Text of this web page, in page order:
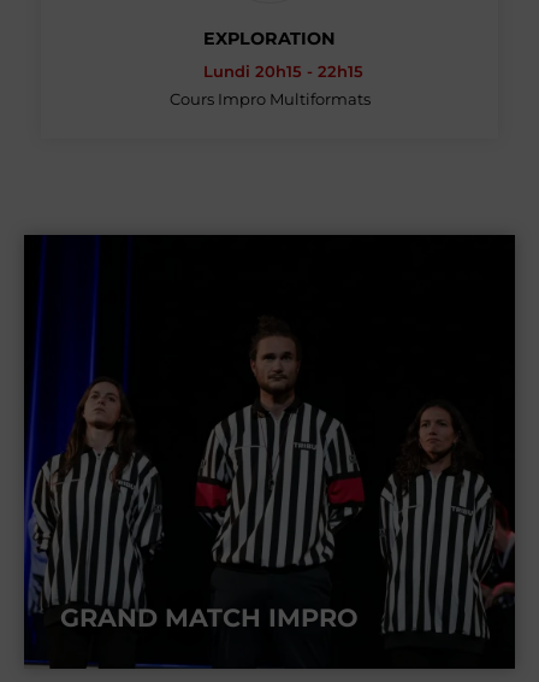
EXPLORATION
Lundi 20h15 - 22h15
Cours Impro Multiformats
GRAND MATCH IMPRO